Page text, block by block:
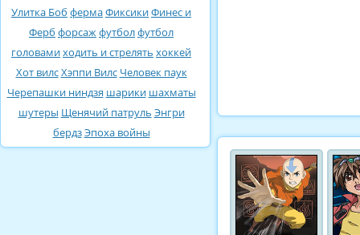
Улитка Боб фермаФиксикиФинес и
Ферб форсажфутболфутбол
головамиходить и стрелять хоккей
Хот вилсХэппи Вилс Человек паук
Черепашки ниндзя шарики шахматы
шутеры Щенячий патруль Энгри
бердзЭпоха войны